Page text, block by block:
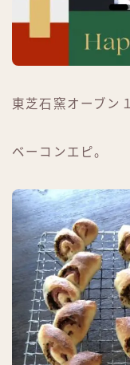
東芝石窯オーブン
ベーコンエピ。